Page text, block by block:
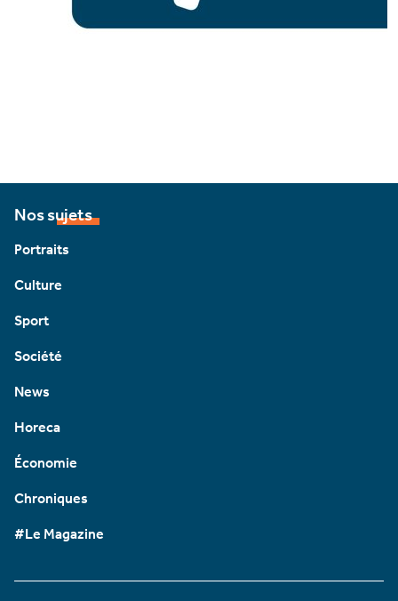
Nos sujets
Portraits
Culture
Sport
Société
News
Horeca
Économie
Chroniques
#Le Magazine